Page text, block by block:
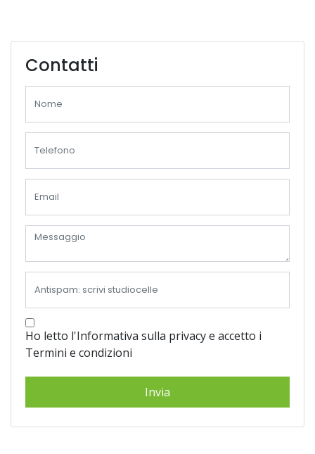
Contatti
Ho letto l'Informativa sulla privacy e accetto i
Termini e condizioni